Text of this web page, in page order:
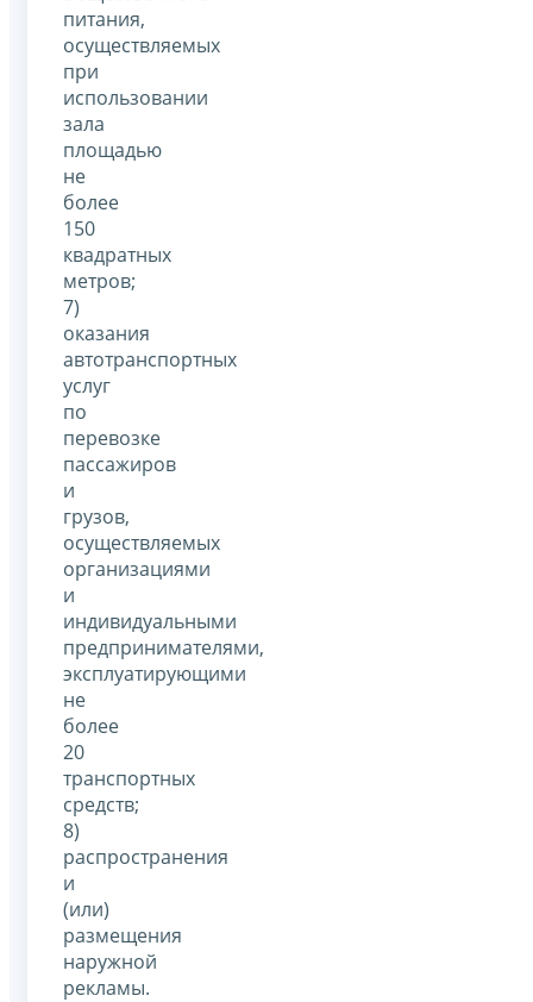
питания,
осуществляемых
при
использовании
зала
площадью
не
более
150
квадратных
метров;
7)
оказания
автотранспортных
услуг
по
перевозке
пассажиров
и
грузов,
осуществляемых
организациями
и
индивидуальными
предпринимателями,
эксплуатирующими
не
более
20
транспортных
средств;
8)
распространения
и
(или)
размещения
наружной
рекламы.